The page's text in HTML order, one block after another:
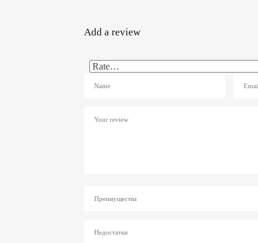
Add a review